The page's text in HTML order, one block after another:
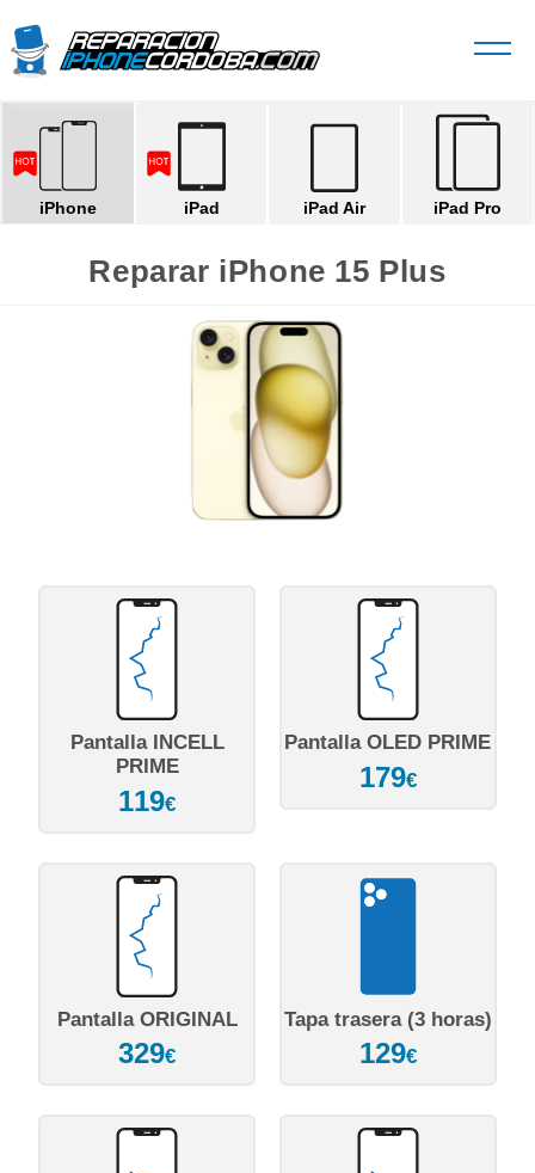
iPhone iPad iPad Air iPad Pro
Reparar iPhone 15 Plus
Pantalla INCELL
PRIME
119€
Pantalla OLED PRIME
179€
Pantalla ORIGINAL
329€
Tapa trasera (3 horas)
129€